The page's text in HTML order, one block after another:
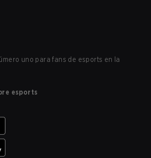
uno para fans de esports en la
esports